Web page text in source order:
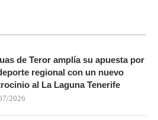
de Teror amplía su apuesta por
regional con un nuevo
al La Laguna Tenerife
2026